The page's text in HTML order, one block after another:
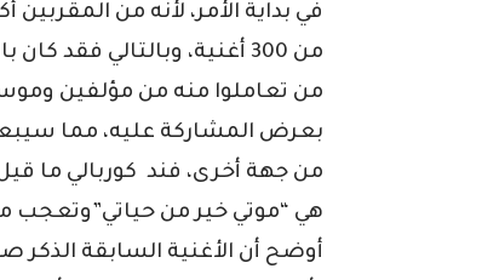
في بداية الأمر، لأنه من
من 300 أغنية، وبالتالي
من تعاملوا منه من مؤلفين
بعرض المشاركة عليه، مما
من جهة أخرى، فند كوربالي ما
هي “موتي خير من